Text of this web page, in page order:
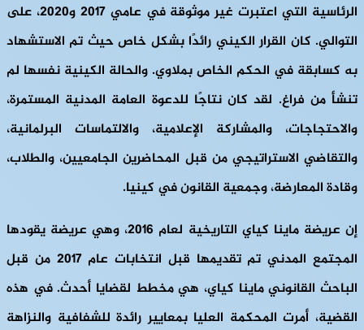
الرئاسية التي اعتبرت غير موثوقة في عامي 2017 و2020، على
التوالي. كان القرار الكيني رائدًا بشكل خاص حيث تم الاستشهاد
به كسابقة في الحكم الخاص بملاوي. والحالة الكينية نفسها لم
تنشأ من فراغ. لقد كان نتاجًا للدعوة العامة المدنية المستمرة،
والاحتجاجات، والمشاركة الإعلامية، والالتماسات البرلمانية،
والتقاضي الاستراتيجي من قبل المحاضرين الجامعيين، والطلاب،
وقادة المعارضة، وجمعية القانون في كينيا.
إن عريضة ماينا كياي التاريخية لعام 2016، وهي عريضة يقودها
المجتمع المدني تم تقديمها قبل انتخابات عام 2017 من قبل
الباحث القانوني ماينا كياي، هي مخطط لقضايا أحدث. في هذه
القضية، أمرت المحكمة العليا بمعايير رائدة للشفافية والنزاهة